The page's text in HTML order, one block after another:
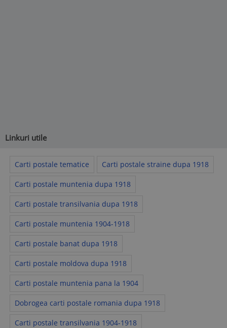
Linkuri utile
Carti postale tematice Carti postale straine dupa 1918
Carti postale muntenia dupa 1918
Carti postale transilvania dupa 1918
Carti postale muntenia 1904-1918
Carti postale banat dupa 1918
Carti postale moldova dupa 1918
Carti postale muntenia pana la 1904
Dobrogea carti postale romania dupa 1918
Carti postale transilvania 1904-1918